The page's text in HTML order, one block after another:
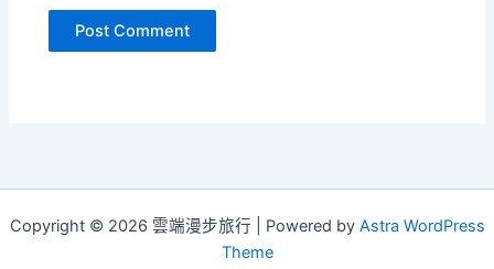
Copyright © 2026 雲端漫步旅行 | Powered by Astra WordPress
Theme